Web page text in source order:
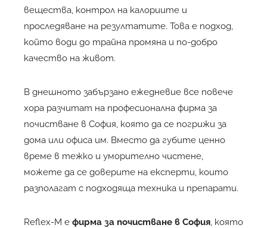
вещества, контрол на калориите и
проследяване на резултатите. Това е подход,
който води до трайна промяна и по-добро
качество на живот.
В днешното забързано ежедневие все повече
хора разчитат на професионална фирма за
почистване в София, която да се погрижи за
дома или офиса им. Вместо да губите ценно
време в тежко и уморително чистене,
можете да се доверите на експерти, които
разполагат с подходяща техника и препарати.
Reflex-M е фирма за почистване в София, която